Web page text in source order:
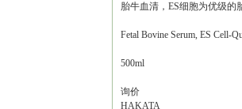
胎牛血清，ES细胞为优级的
Fetal Bovine Serum, ES Cell-
500ml
询价
HAKATA